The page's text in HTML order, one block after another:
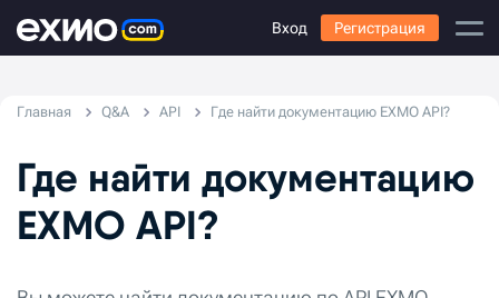
Вход Регистрация
Главная Q&A API Где найти документацию EXMO API?
Где найти документацию
EXMO API?